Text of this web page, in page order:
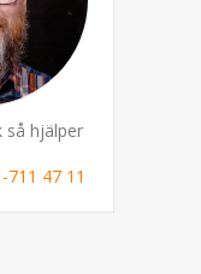
så hjälper
711 47 11